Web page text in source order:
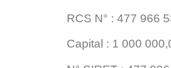
RCS N° : 477 966
Capital : 1 000